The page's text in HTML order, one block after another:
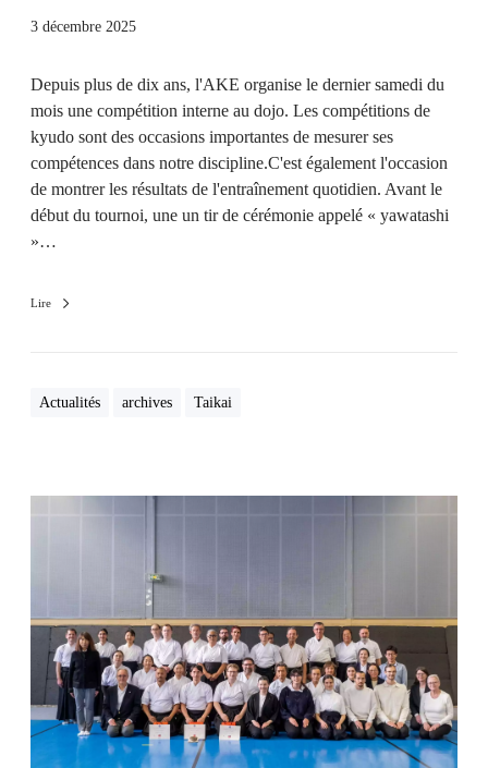
3 décembre 2025
Depuis plus de dix ans, l'AKE organise le dernier samedi du
mois une compétition interne au dojo. Les compétitions de
kyudo sont des occasions importantes de mesurer ses
compétences dans notre discipline.C'est également l'occasion
de montrer les résultats de l'entraînement quotidien. Avant le
début du tournoi, une un tir de cérémonie appelé « yawatashi
»…
Lire
Actualités archives Taikai